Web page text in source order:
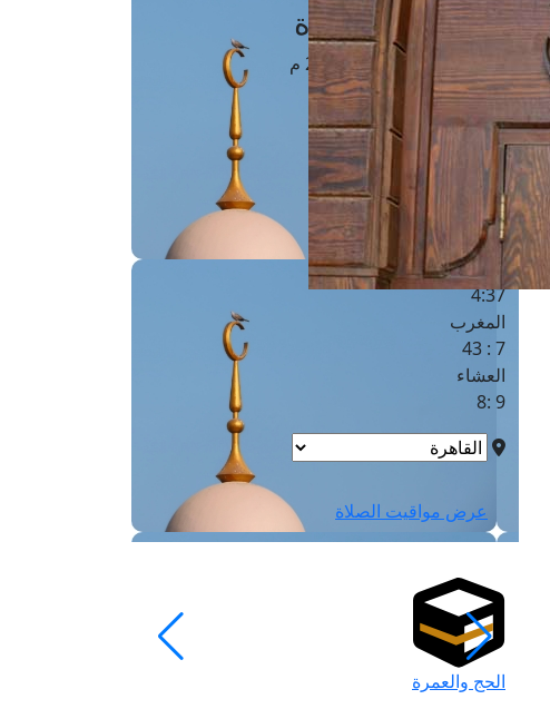
مَواقِيتُ الصَّـــلاة
القاهرة · 08 أغسطس 2026 م
4 :42
الشروق
6 :18
الظهر
1 : 1
العصر
4:37
المغرب
7 : 43
العشاء
9 :8
عرض مواقيت الصلاة
الحج والعمرة